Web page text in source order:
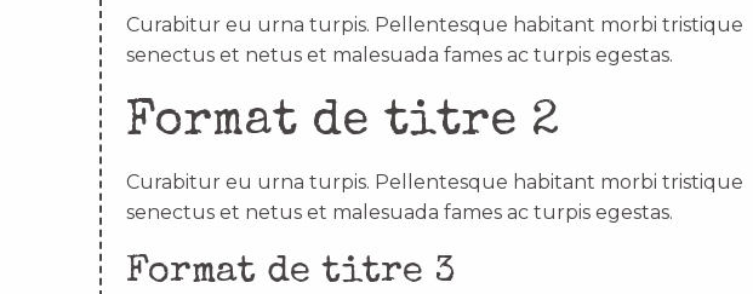
Curabitur eu urna turpis. Pellentesque habitant morbi tristique
senectus et netus et malesuada fames ac turpis egestas.
Format de titre 2
Curabitur eu urna turpis. Pellentesque habitant morbi tristique
senectus et netus et malesuada fames ac turpis egestas.
Format de titre 3